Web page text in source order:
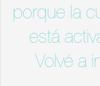
porque la
está
Volvé a